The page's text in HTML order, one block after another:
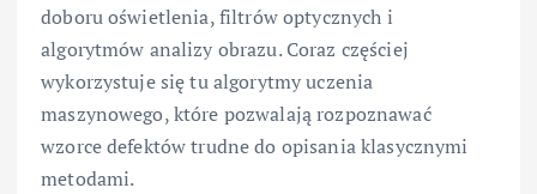
doboru oświetlenia, filtrów optycznych i
algorytmów analizy obrazu. Coraz częściej
wykorzystuje się tu algorytmy uczenia
maszynowego, które pozwalają rozpoznawać
wzorce defektów trudne do opisania klasycznymi
metodami.